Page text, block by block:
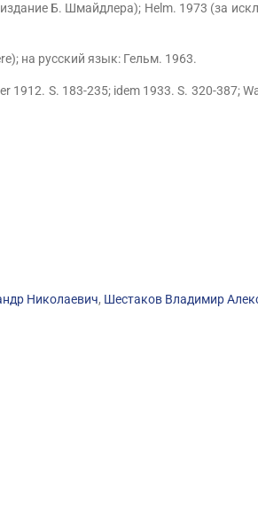
Б. Шмайдлера); Helm. 1973 (за
на русский язык: Гельм. 1963.
1912. S. 183-235; idem 1933. S. 320-387;
Николаевич, Шестаков Владимир